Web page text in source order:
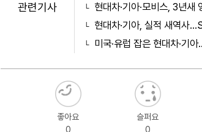
관련기사
현대차·기아·모비스, 3년
현대차·기아, 실적 새역사
미국·유럽 잡은 현대차·기
좋아요
0
슬퍼요
0